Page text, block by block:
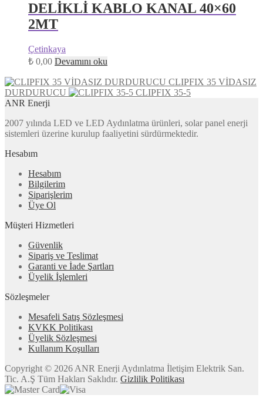
DELİKLİ KABLO KANAL 40×60
2MT
Çetinkaya
₺ 0,00 Devamını oku
CLIPFIX 35 VİDASIZ
DURDURUCU
CLIPFIX 35-5
ANR Enerji
2007 yılında LED ve LED Aydınlatma ürünleri, solar panel enerji
sistemleri üzerine kurulup faaliyetini sürdürmektedir.
Hesabım
Hesabım
Bilgilerim
Siparişlerim
Üye Ol
Müşteri Hizmetleri
Güvenlik
Sipariş ve Teslimat
Garanti ve İade Şartları
Üyelik İşlemleri
Sözleşmeler
Mesafeli Satış Sözleşmesi
KVKK Politikası
Üyelik Sözleşmesi
Kullanım Koşulları
Copyright © 2026 ANR Enerji Aydınlatma İletişim Elektrik San.
Tic. A.Ş Tüm Hakları Saklıdır. Gizlilik Politikası